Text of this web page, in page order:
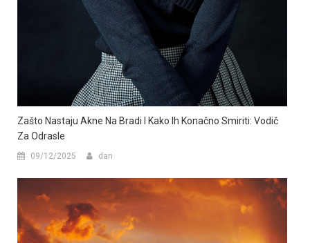
Zašto Nastaju Akne Na Bradi I Kako Ih Konačno Smiriti: Vodič
Za Odrasle
09/12/2025 dan